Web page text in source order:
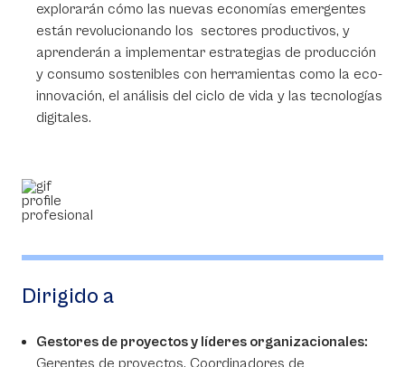
explorarán cómo las nuevas economías emergentes
están revolucionando los sectores productivos, y
aprenderán a implementar estrategias de producción
y consumo sostenibles con herramientas como la eco-
innovación, el análisis del ciclo de vida y las tecnologías
digitales.
Dirigido a
Gestores de proyectos y líderes organizacionales:
Gerentes de proyectos. Coordinadores de